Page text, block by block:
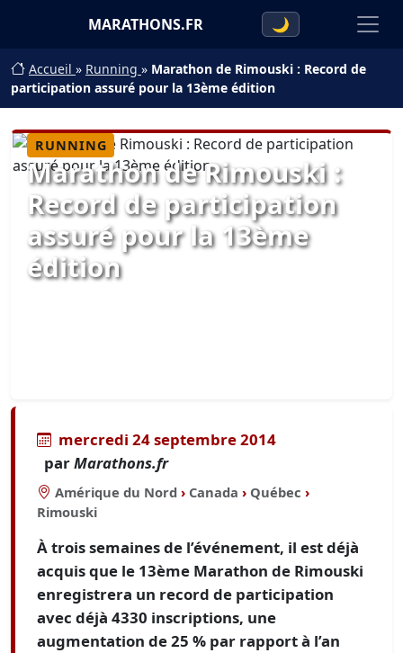
MARATHONS.FR 🌙
Accueil » Running » Marathon de Rimouski : Record de
participation assuré pour la 13ème édition
RUNNING
Marathon de Rimouski :
Record de participation
assuré pour la 13ème
édition
mercredi 24 septembre 2014
parMarathons.fr
Amérique du Nord › Canada › Québec ›
Rimouski
À trois semaines de l’événement, il est déjà
acquis que le 13ème Marathon de Rimouski
enregistrera un record de participation
avec déjà 4330 inscriptions, une
augmentation de 25 % par rapport à l’an